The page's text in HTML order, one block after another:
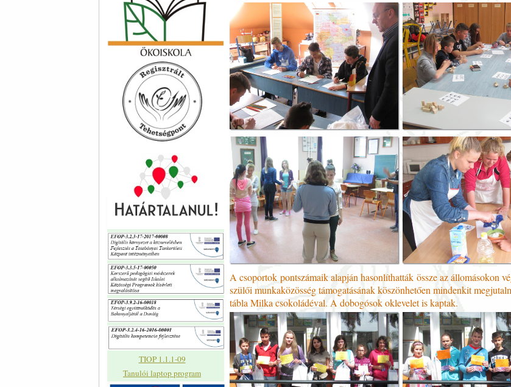
TIOP 1.1.1-09
Tanulói laptop program
A csoportok pontszámaik alapján hasonlíthatták össze az állomásokon
szülői munkaközösség támogatásának köszönhetően mindenkit
tábla Milka csokoládéval. A dobogósok oklevelet is kaptak.